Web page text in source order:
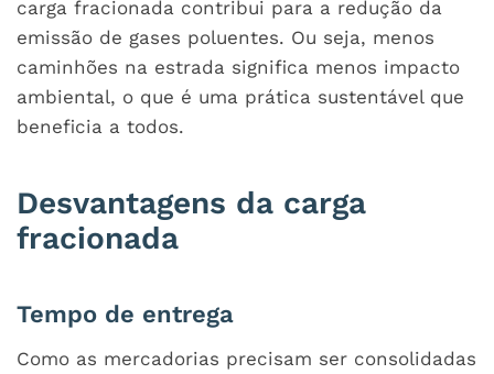
carga fracionada contribui para a redução da
emissão de gases poluentes. Ou seja, menos
caminhões na estrada significa menos impacto
ambiental, o que é uma prática sustentável que
beneficia a todos.
Desvantagens da carga
fracionada
Tempo de entrega
Como as mercadorias precisam ser consolidadas